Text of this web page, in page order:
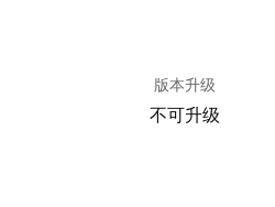
版本升级
不可升级